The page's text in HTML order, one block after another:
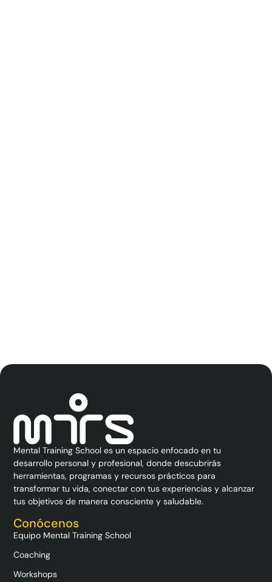
Mental Training School es un espacio enfocado en tu
desarrollo personal y profesional, donde descubrirás
herramientas, programas y recursos prácticos para
transformar tu vida, conectar con tus experiencias y alcanzar
tus objetivos de manera consciente y saludable.
Conócenos
Equipo Mental Training School
Coaching
Workshops